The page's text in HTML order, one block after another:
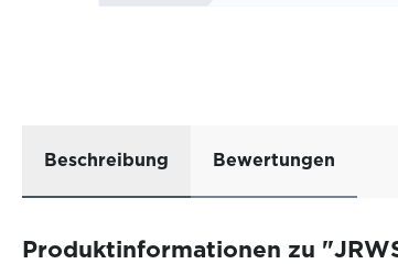
Beschreibung Bewertungen
Produktinformationen zu